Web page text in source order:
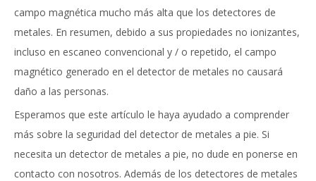
campo magnética mucho más alta que los detectores de
metales. En resumen, debido a sus propiedades no ionizantes,
incluso en escaneo convencional y / o repetido, el campo
magnético generado en el detector de metales no causará
daño a las personas.
Esperamos que este artículo le haya ayudado a comprender
más sobre la seguridad del detector de metales a pie. Si
necesita un detector de metales a pie, no dude en ponerse en
contacto con nosotros. Además de los detectores de metales